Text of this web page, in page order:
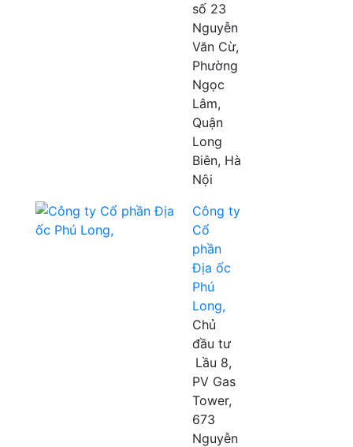
số 23
Nguyễn
Văn Cừ,
Phường
Ngọc
Lâm,
Quận
Long
Biên, Hà
Nội
Công ty
Cổ
phần
Địa ốc
Phú
Long,
Chủ
đầu tư
Lầu 8,
PV Gas
Tower,
673
Nguyễn